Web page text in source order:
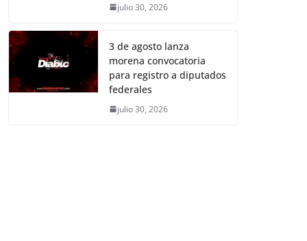
julio 30, 2026
3 de agosto lanza
morena convocatoria
para registro a diputados
federales
julio 30, 2026